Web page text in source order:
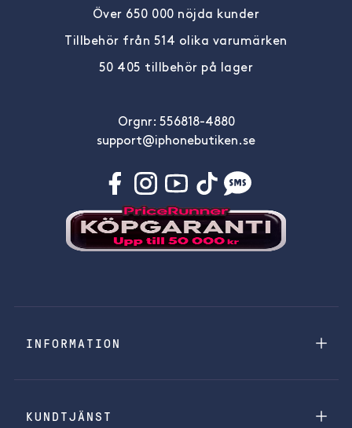
Över 650 000 nöjda kunder
Tillbehör från 514 olika varumärken
50 405 tillbehör på lager
Orgnr: 556818-4880
support@iphonebutiken.se
INFORMATION
KUNDTJÄNST